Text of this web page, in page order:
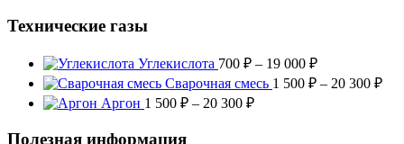
Технические газы
Углекислота 700 ₽ – 19 000 ₽Диапазон
цен:
Сварочная смесь 1 500 ₽ – 20 300 ₽
Аргон 1 500 ₽ – 20 300 ₽Диапазон
Полезная информация